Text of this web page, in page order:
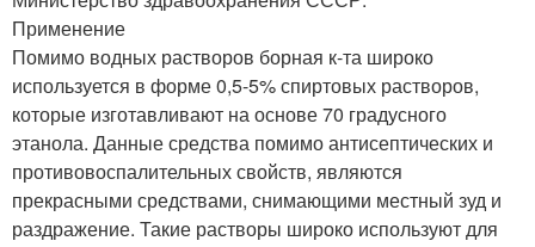
Применение
Помимо водных растворов борная к-та широко
используется в форме 0,5-5% спиртовых растворов,
которые изготавливают на основе 70 градусного
этанола. Данные средства помимо антисептических и
противовоспалительных свойств, являются
прекрасными средствами, снимающими местный зуд и
раздражение. Такие растворы широко используют для